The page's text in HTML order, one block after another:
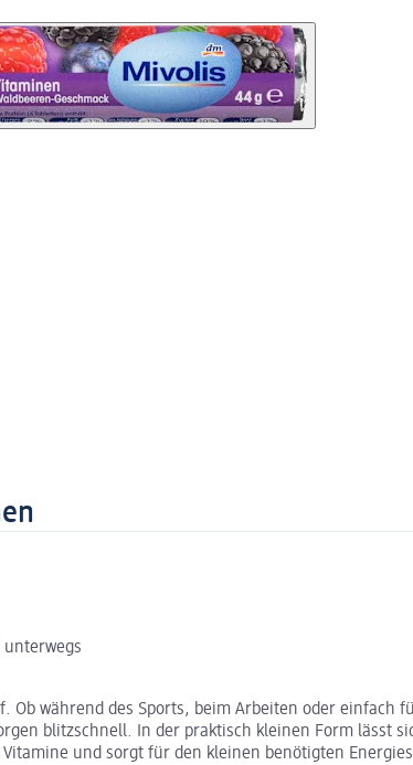
Ob während des Sports, beim Arbeiten oder
blitzschnell. In der praktisch kleinen Form lässt
und sorgt für den kleinen benötigten